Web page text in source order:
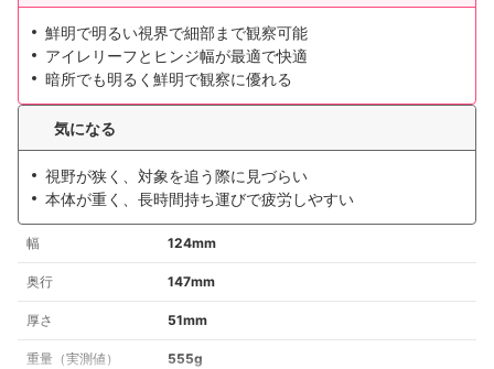
鮮明で明るい視界で細部まで観察可能
アイレリーフとヒンジ幅が最適で快適
暗所でも明るく鮮明で観察に優れる
気になる
視野が狭く、対象を追う際に見づらい
本体が重く、長時間持ち運びで疲労しやすい
幅 124mm
奥行 147mm
厚さ 51mm
重量（実測値） 555g